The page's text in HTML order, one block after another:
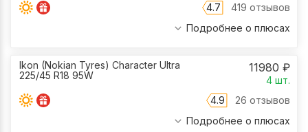
4.7
419 отзывов
Подробнее о плюсах
Ikon (Nokian Tyres) Character Ultra
225/45 R18 95W
11980 ₽
4 шт.
4.9
26 отзывов
Подробнее о плюсах